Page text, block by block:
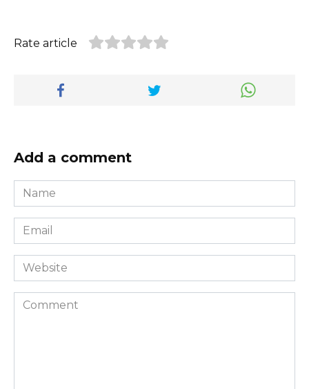
Rate article
Add a comment
Name
*
Email
*
Website
Comment